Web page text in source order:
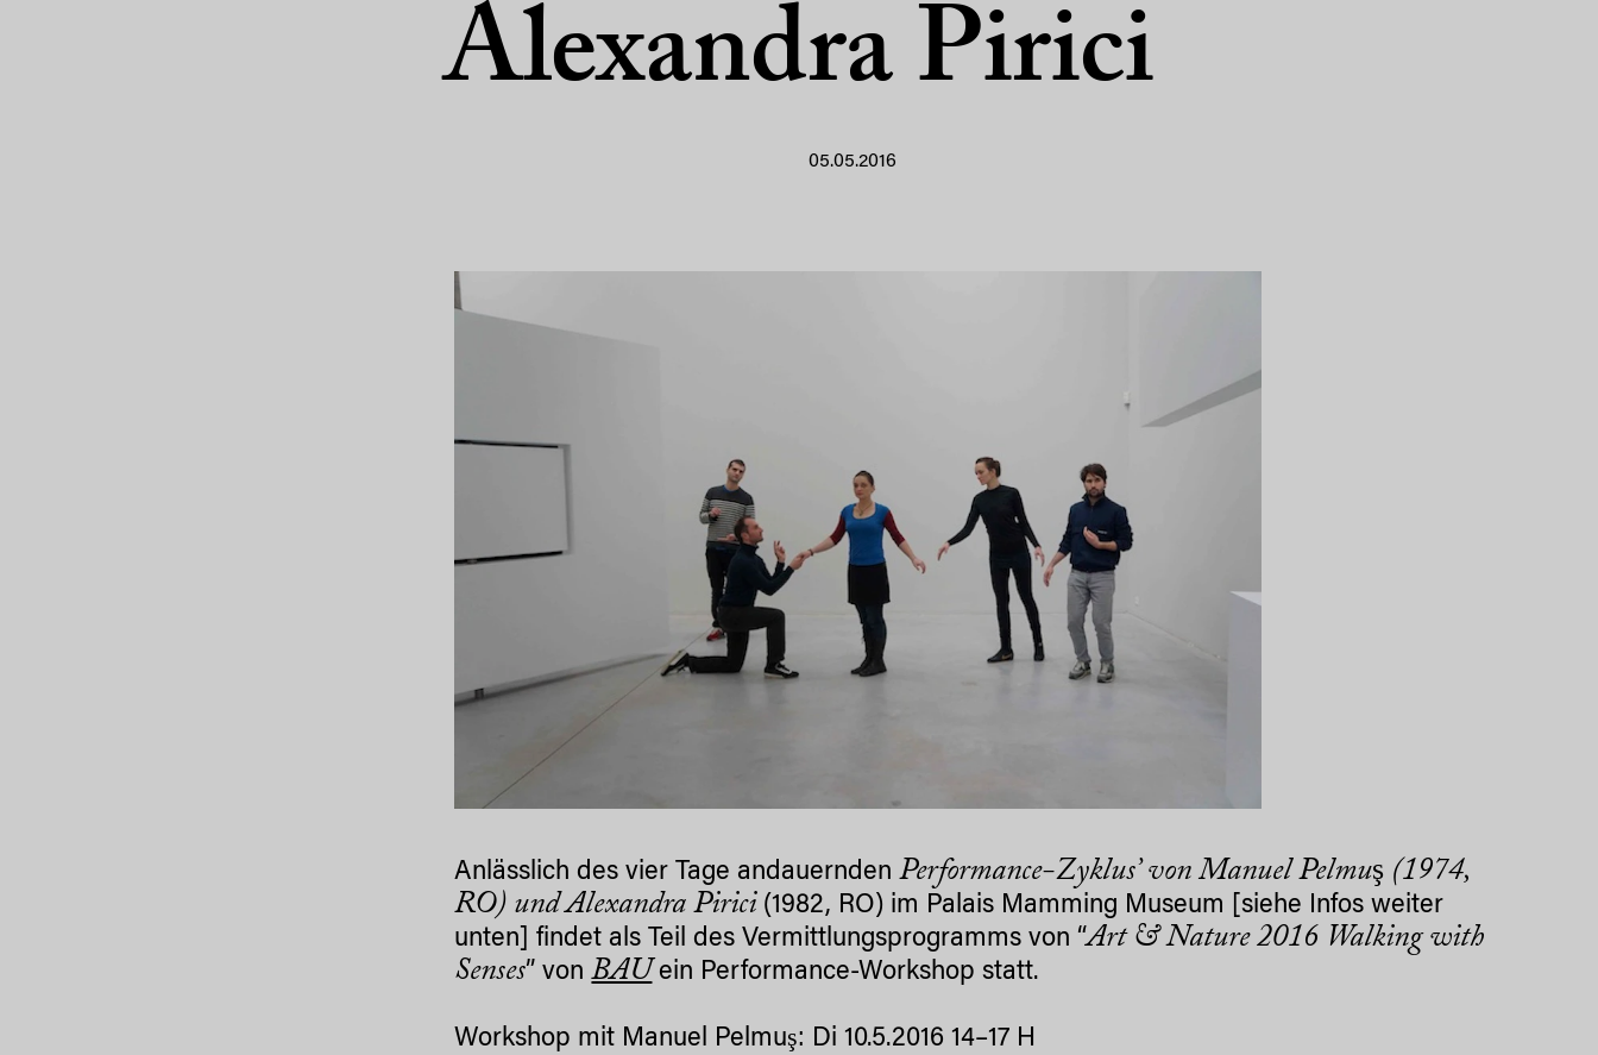
Alexandra Pirici
05.05.2016
Anlässlich des vier Tage andauerndenPerformance-Zyklus’ von Manuel Pelmuş (1974,
RO) und Alexandra Pirici (1982, RO) im Palais Mamming Museum [siehe Infos weiter
unten] findet als Teil des Vermittlungsprogramms von “Art & Nature 2016 Walking with
Senses” vonBAU ein Performance-Workshop statt.
Workshop mit Manuel Pelmuş: Di 10.5.2016 14–17 H